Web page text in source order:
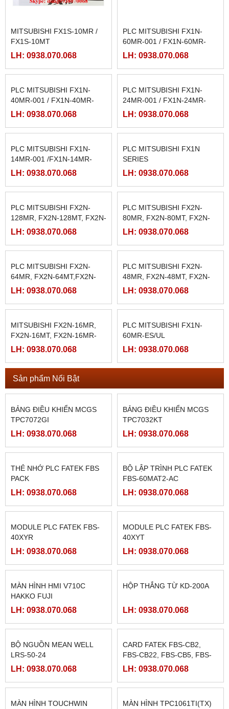
MITSUBISHI FX1S-10MR /
FX1S-10MT
LH: 0938.070.068
PLC MITSUBISHI FX1N-
60MR-001 / FX1N-60MR-
ES/UL
LH: 0938.070.068
PLC MITSUBISHI FX1N-
ES/UL
LH: 0938.070.068
PLC MITSUBISHI FX1N-
ES/UL
LH: 0938.070.068
PLC MITSUBISHI FX1N-
14MR-001 /FX1N-14MR-
LH: 0938.070.068
PLC MITSUBISHI FX1N
SERIES
LH: 0938.070.068
PLC MITSUBISHI FX2N-
128MR, FX2N-128MT, FX2N-
128MT-ES/UL,
PLC MITSUBISHI FX2N-
80MR, FX2N-80MT, FX2N-
ES/UL,
PLC MITSUBISHI FX2N-
64MR, FX2N-64MT,FX2N-
64MR-ES/UL, FX2N-64MT-
LH: 0938.070.068
PLC MITSUBISHI FX2N-
48MR, FX2N-48MT, FX2N-
48MR-ES/UL, FX2N-48MT-
LH: 0938.070.068